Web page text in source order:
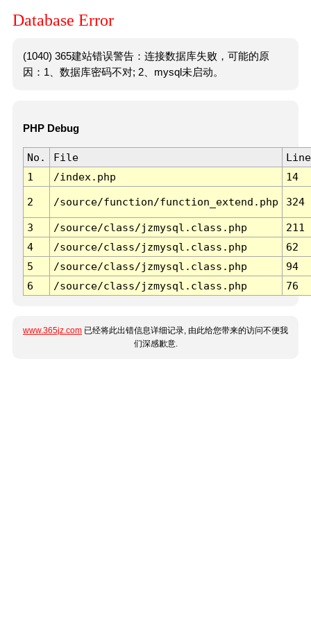
Database Error
(1040) 365建站错误警告：连接数据库失败，可能的原
因：1、数据库密码不对; 2、mysql未启动。
PHP Debug
No. File
Line
1
/index.php 14
2 /source/function/function_extend.php 324
3 /source/class/jzmysql.class.php
211
4
/source/class/jzmysql.class.php
62
5
/source/class/jzmysql.class.php
94
6
/source/class/jzmysql.class.php 76
www.365jz.com 已经将此出错信息详细记录, 由此给您带来的访问不便我
们深感歉意.